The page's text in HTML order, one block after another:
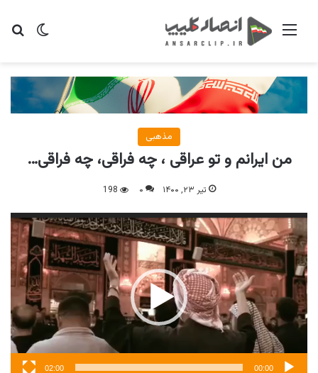
تغییر منو
مذهبی
من ایرانم و تو عراقی ، چه فراقی، چه فراقی…
تیر ۲۳, ۱۴۰۰ ۰ 198
نمایشگر
ویدیو
00:00
02:00